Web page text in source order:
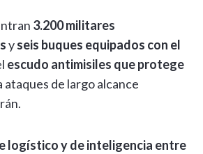
3.200 militares
yseis buques equipados con el
escudo antimisiles que protege
de largo alcance
logístico y de inteligencia entre